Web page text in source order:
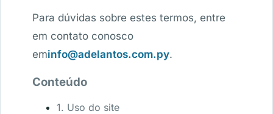
Para dúvidas sobre estes termos, entre
em contato conosco
eminfo@adelantos.com.py.
Conteúdo
1. Uso do site